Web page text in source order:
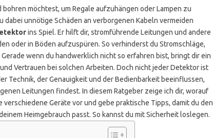
bohren möchtest, um Regale aufzuhängen oder Lampen zu
dabei unnötige Schäden an verborgenen Kabeln vermeiden
ins Spiel. Er hilft dir, stromführende Leitungen und andere
oder in Böden aufzuspüren. So verhinderst du Stromschläge,
wenn du handwerklich nicht so erfahren bist, bringt dir ein
Vertrauen bei solchen Arbeiten. Doch nicht jeder Detektor ist
Technik, der Genauigkeit und der Bedienbarkeit beeinflussen,
Leitungen findest. In diesem Ratgeber zeige ich dir, worauf
Geräte vor und gebe praktische Tipps, damit du den
Heimgebrauch passt. So kannst du mit Sicherheit loslegen.